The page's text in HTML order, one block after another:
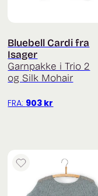
Bluebell Cardi fra
Isager
Garnpakke i Trio 2
og Silk Mohair
FRA: 903 kr